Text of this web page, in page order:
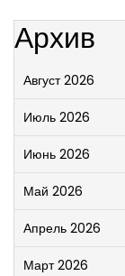
Архив
Август 2026
Июль 2026
Июнь 2026
Май 2026
Апрель 2026
Март 2026